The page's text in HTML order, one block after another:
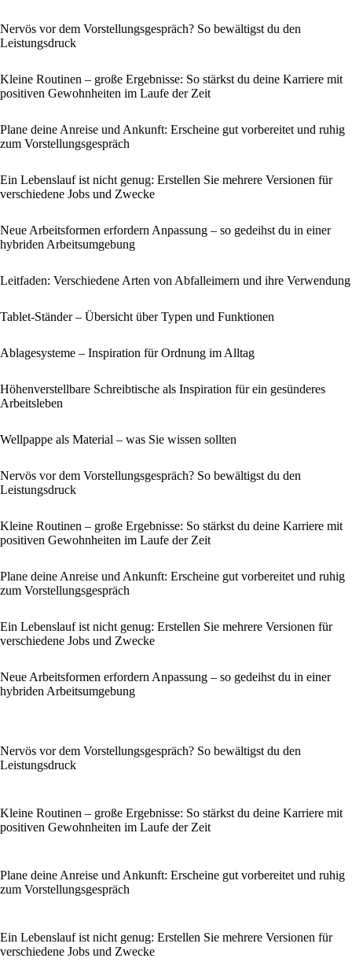
Nervös vor dem Vorstellungsgespräch? So bewältigst du den
Leistungsdruck
Kleine Routinen – große Ergebnisse: So stärkst du deine Karriere mit
positiven Gewohnheiten im Laufe der Zeit
Plane deine Anreise und Ankunft: Erscheine gut vorbereitet und ruhig
zum Vorstellungsgespräch
Ein Lebenslauf ist nicht genug: Erstellen Sie mehrere Versionen für
verschiedene Jobs und Zwecke
Neue Arbeitsformen erfordern Anpassung – so gedeihst du in einer
hybriden Arbeitsumgebung
Leitfaden: Verschiedene Arten von Abfalleimern und ihre Verwendung
Tablet-Ständer – Übersicht über Typen und Funktionen
Ablagesysteme – Inspiration für Ordnung im Alltag
Höhenverstellbare Schreibtische als Inspiration für ein gesünderes
Arbeitsleben
Wellpappe als Material – was Sie wissen sollten
Nervös vor dem Vorstellungsgespräch? So bewältigst du den
Leistungsdruck
Kleine Routinen – große Ergebnisse: So stärkst du deine Karriere mit
positiven Gewohnheiten im Laufe der Zeit
Plane deine Anreise und Ankunft: Erscheine gut vorbereitet und ruhig
zum Vorstellungsgespräch
Ein Lebenslauf ist nicht genug: Erstellen Sie mehrere Versionen für
verschiedene Jobs und Zwecke
Neue Arbeitsformen erfordern Anpassung – so gedeihst du in einer
hybriden Arbeitsumgebung
Nervös vor dem Vorstellungsgespräch? So bewältigst du den
Leistungsdruck
Kleine Routinen – große Ergebnisse: So stärkst du deine Karriere mit
positiven Gewohnheiten im Laufe der Zeit
Plane deine Anreise und Ankunft: Erscheine gut vorbereitet und ruhig
zum Vorstellungsgespräch
Ein Lebenslauf ist nicht genug: Erstellen Sie mehrere Versionen für
verschiedene Jobs und Zwecke